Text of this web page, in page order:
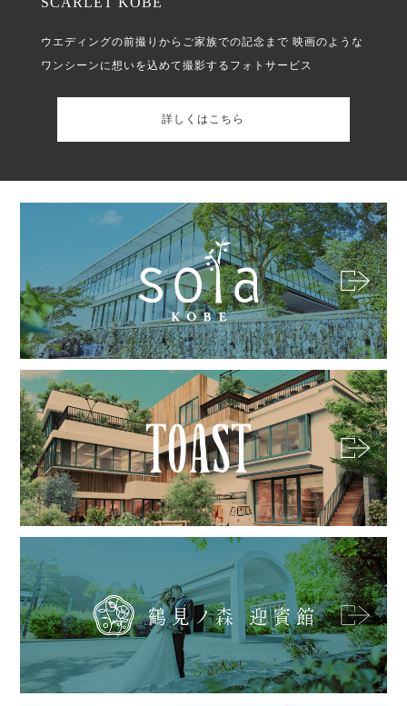
ウエディングの前撮りからご家族での記念まで 映画のような
ワンシーンに想いを込めて撮影するフォトサービス
詳しくはこちら